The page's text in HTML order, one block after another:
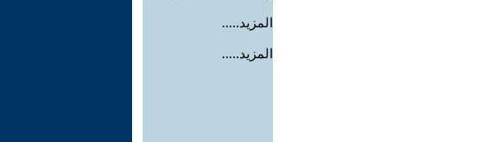
المزيد.....
المزيد.....